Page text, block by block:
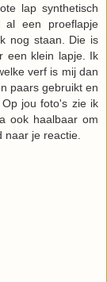
lap synthetisch
een proeflapje
nog staan. Die is
een klein lapje. Ik
verf is mij dan
paars gebruikt en
jou foto's zie ik
ook haalbaar om
naar je reactie.